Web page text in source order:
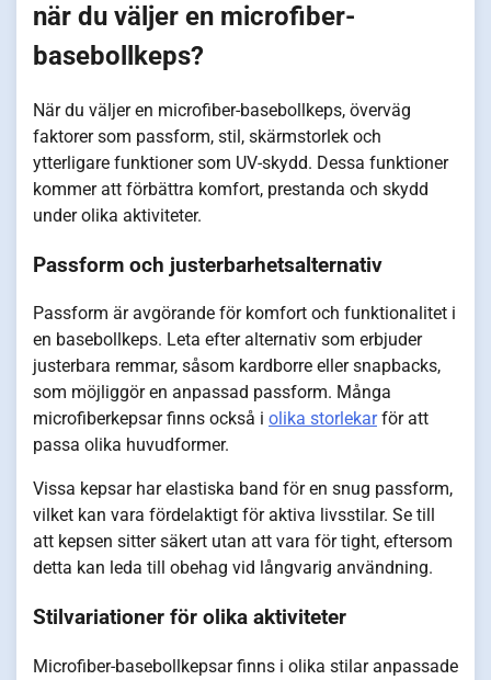
när du väljer en microfiber-
basebollkeps?
När du väljer en microfiber-basebollkeps, överväg
faktorer som passform, stil, skärmstorlek och
ytterligare funktioner som UV-skydd. Dessa funktioner
kommer att förbättra komfort, prestanda och skydd
under olika aktiviteter.
Passform och justerbarhetsalternativ
Passform är avgörande för komfort och funktionalitet i
en basebollkeps. Leta efter alternativ som erbjuder
justerbara remmar, såsom kardborre eller snapbacks,
som möjliggör en anpassad passform. Många
microfiberkepsar finns också i olika storlekarför att
passa olika huvudformer.
Vissa kepsar har elastiska band för en snug passform,
vilket kan vara fördelaktigt för aktiva livsstilar. Se till
att kepsen sitter säkert utan att vara för tight, eftersom
detta kan leda till obehag vid långvarig användning.
Stilvariationer för olika aktiviteter
Microfiber-basebollkepsar finns i olika stilar anpassade